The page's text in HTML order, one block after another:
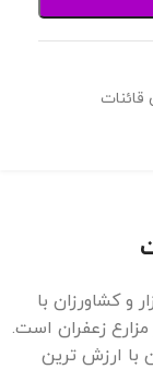
قائنات
و کشاورزان با
زعفران است.
با ارزش‌ ترین